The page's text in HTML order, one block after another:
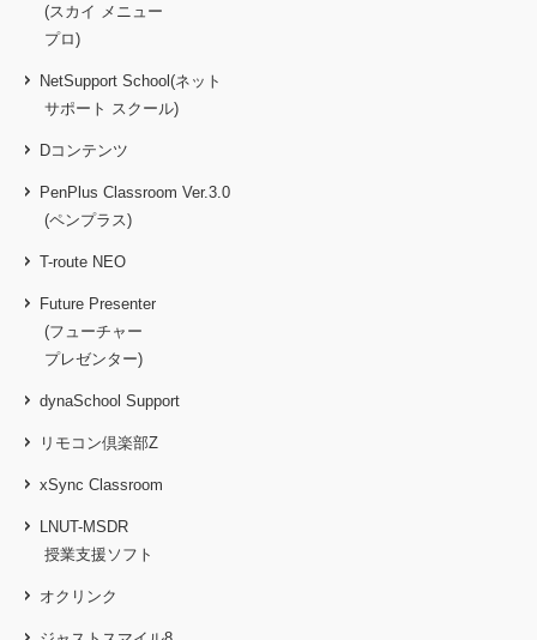
(スカイ メニュー
プロ)
NetSupport School(ネット
サポート スクール)
Dコンテンツ
PenPlus Classroom Ver.3.0
(ペンプラス)
T-route NEO
Future Presenter
(フューチャー
プレゼンター)
dynaSchool Support
リモコン倶楽部Z
xSync Classroom
LNUT-MSDR
授業支援ソフト
オクリンク